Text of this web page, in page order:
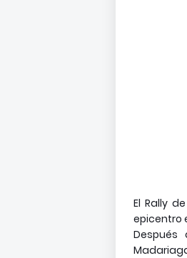
El Rally
epicentro
Después